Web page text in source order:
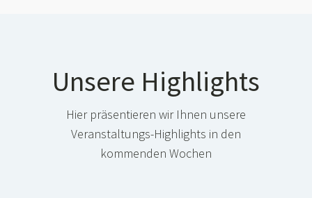
Unsere Highlights
Hier präsentieren wir Ihnen unsere
Veranstaltungs-Highlights in den
kommenden Wochen